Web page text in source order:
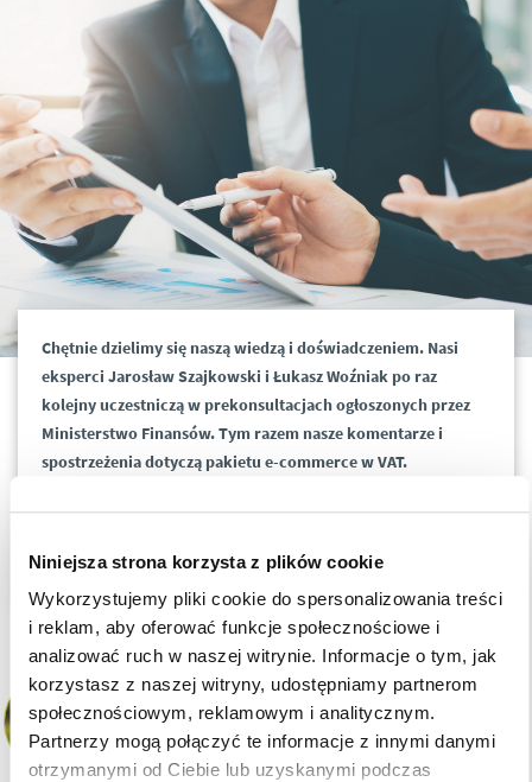
Niniejsza strona korzysta z plików cookie
Wykorzystujemy pliki cookie do spersonalizowania treści
i reklam, aby oferować funkcje społecznościowe i
analizować ruch w naszej witrynie. Informacje o tym, jak
korzystasz z naszej witryny, udostępniamy partnerom
społecznościowym, reklamowym i analitycznym.
Partnerzy mogą połączyć te informacje z innymi danymi
otrzymanymi od Ciebie lub uzyskanymi podczas
Chętnie dzielimy się naszą wiedzą i doświadczeniem. Nasi
eksperci Jarosław Szajkowski i Łukasz Woźniak po raz
kolejny uczestniczą w prekonsultacjach ogłoszonych przez
Ministerstwo Finansów. Tym razem nasze komentarze i
spostrzeżenia dotyczą pakietu e-commerce w VAT.
Jarosław Szajkowski
Senior Tax Manager - Tax Adviser
ASB Group | Poland
jszajkowski@asbgroup.eu